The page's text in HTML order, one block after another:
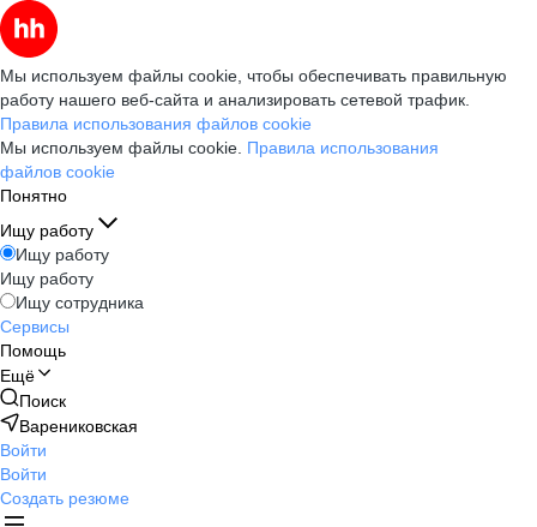
Мы используем файлы cookie, чтобы обеспечивать правильную
работу нашего веб-сайта и анализировать сетевой трафик.
Правила использования файлов cookie
Мы используем файлы cookie. Правила использования
файлов cookie
Понятно
Ищу работу
Ищу работу
Ищу работу
Ищу сотрудника
Сервисы
Помощь
Ещё
Поиск
Варениковская
Войти
Войти
Создать резюме